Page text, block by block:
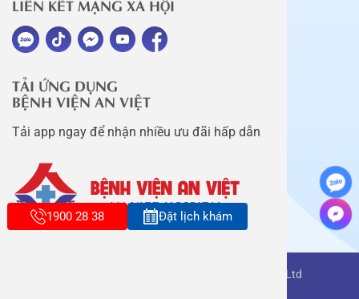
TẢI ỨNG DỤNG
BỆNH VIỆN AN VIỆT
Tải app ngay để nhận nhiều ưu đãi hấp dẫn
Copyright belongs to An Viet Thang Long Co., Ltd
1900 28 38 Đặt lịch khám